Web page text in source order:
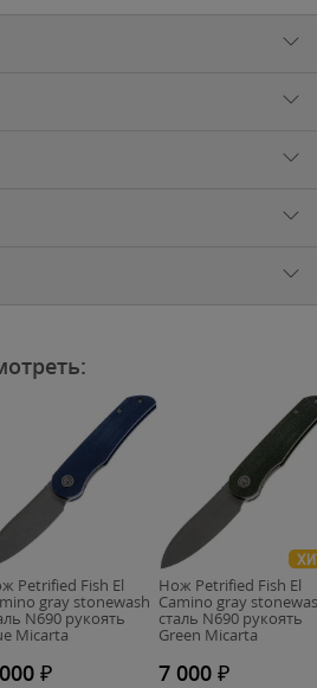
Petrified Fish El
gray stonewash
N690 рукоять
Micarta
₽
Нож Petrified Fish El
Camino gray
сталь N690 рукоять
Green Micarta
7 000 ₽